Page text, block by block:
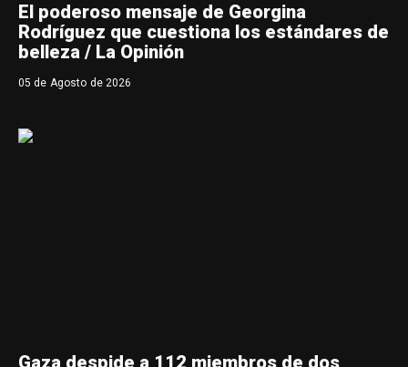
El poderoso mensaje de Georgina
Rodríguez que cuestiona los estándares de
belleza / La Opinión
05 de Agosto de 2026
Gaza despide a 112 miembros de dos